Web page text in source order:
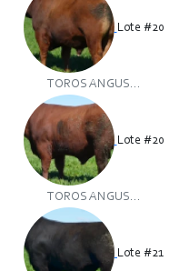
Lote #20
TOROS ANGUS...
Lote #20
TOROS ANGUS...
Lote #21